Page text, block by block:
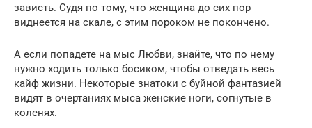
зависть. Судя по тому, что женщина до сих пор
виднеется на скале, с этим пороком не покончено.
А если попадете на мыс Любви, знайте, что по нему
нужно ходить только босиком, чтобы отведать весь
кайф жизни. Некоторые знатоки с буйной фантазией
видят в очертаниях мыса женские ноги, согнутые в
коленях.